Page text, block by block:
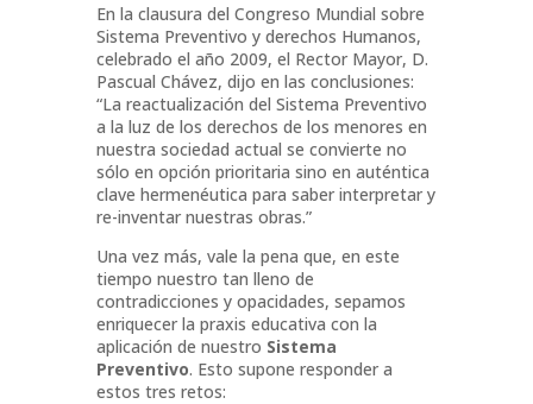
En la clausura del Congreso Mundial sobre
Sistema Preventivo y derechos Humanos,
celebrado el año 2009, el Rector Mayor, D.
Pascual Chávez, dijo en las conclusiones:
“La reactualización del Sistema Preventivo
a la luz de los derechos de los menores en
nuestra sociedad actual se convierte no
sólo en opción prioritaria sino en auténtica
clave hermenéutica para saber interpretar y
re-inventar nuestras obras.”
Una vez más, vale la pena que, en este
tiempo nuestro tan lleno de
contradicciones y opacidades, sepamos
enriquecer la praxis educativa con la
aplicación de nuestro Sistema
Preventivo. Esto supone responder a
estos tres retos: